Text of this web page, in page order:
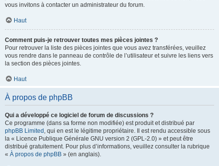
vous invitons à contacter un administrateur du forum.
Haut
Comment puis-je retrouver toutes mes pièces jointes ?
Pour retrouver la liste des pièces jointes que vous avez transférées, veuillez
vous rendre dans le panneau de contrôle de l’utilisateur et suivre les liens vers
la section des pièces jointes.
Haut
À propos de phpBB
Qui a développé ce logiciel de forum de discussions ?
Ce programme (dans sa forme non modifiée) est produit et distribué par
phpBB Limited , qui en est le légitime propriétaire. Il est rendu accessible sous
la « Licence Publique Générale GNU version 2 (GPL-2.0) » et peut être
distribué gratuitement. Pour plus d’informations, veuillez consulter la rubrique
« À propos de phpBB » (en anglais).